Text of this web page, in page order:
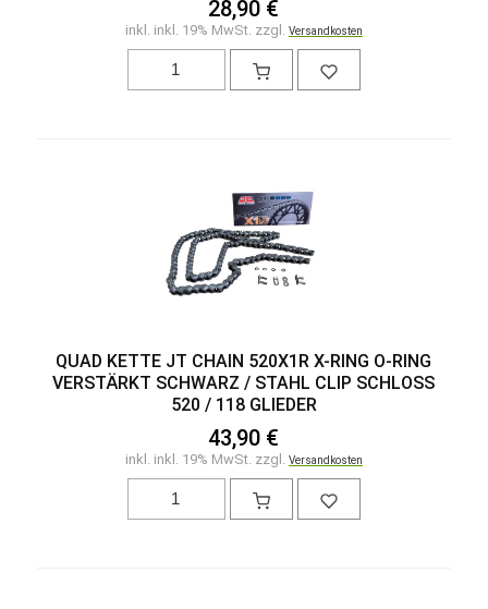
28,90 €
inkl. inkl. 19% MwSt. zzgl. Versandkosten
QUAD KETTE JT CHAIN 520X1R X-RING O-RING
VERSTÄRKT SCHWARZ / STAHL CLIP SCHLOSS
520 / 118 GLIEDER
43,90 €
inkl. inkl. 19% MwSt. zzgl. Versandkosten